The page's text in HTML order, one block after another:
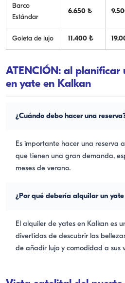
Barco
Estándar
6.650 ₺
Goleta de lujo 11.400 ₺
ATENCIÓN: al planificar
en yate en Kalkan
¿Cuándo debo hacer una
Es importante hacer una reserva
que tienen una gran demanda,
meses de verano.
¿Por qué debería alquilar un
El alquiler de yates en Kalkan es
divertidas de descubrir las
de añadir lujo y comodidad a sus